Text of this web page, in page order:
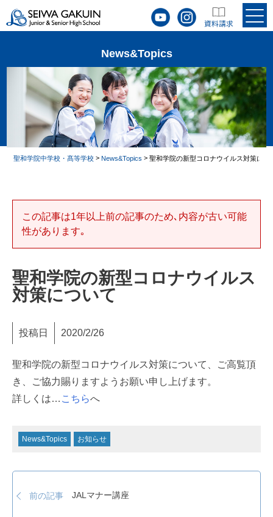
News&Topics
聖和学院中学校・髙等学校 >News&Topics >聖和学院の新型コロナウイルス対策につ
この記事は1年以上前の記事のため､内容が古い可能
性があります｡
聖和学院の新型コロナウイルス
対策について
投稿日 2020/2/26
聖和学院の新型コロナウイルス対策について、ご高覧頂
き、ご協力賜りますようお願い申し上げます。
詳しくは… こちらへ
News&Topics お知らせ
前の記事 JALマナー講座